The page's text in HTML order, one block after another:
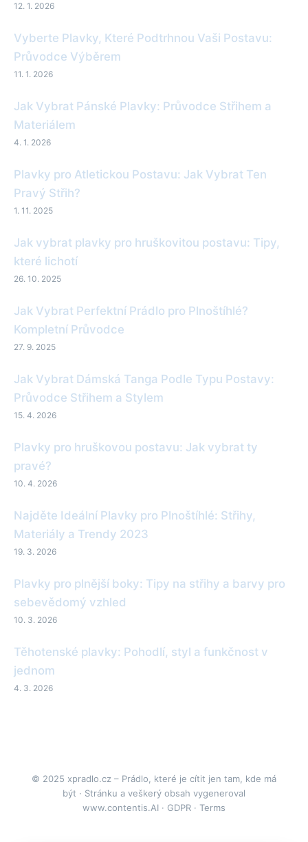
12. 1. 2026
Vyberte Plavky, Které Podtrhnou Vaši Postavu:
Průvodce Výběrem
11. 1. 2026
Jak Vybrat Pánské Plavky: Průvodce Střihem a
Materiálem
4. 1. 2026
Plavky pro Atletickou Postavu: Jak Vybrat Ten
Pravý Střih?
1. 11. 2025
Jak vybrat plavky pro hruškovitou postavu: Tipy,
které lichotí
26. 10. 2025
Jak Vybrat Perfektní Prádlo pro Plnoštíhlé?
Kompletní Průvodce
27. 9. 2025
Jak Vybrat Dámská Tanga Podle Typu Postavy:
Průvodce Střihem a Stylem
15. 4. 2026
Plavky pro hruškovou postavu: Jak vybrat ty
pravé?
10. 4. 2026
Najděte Ideální Plavky pro Plnoštíhlé: Střihy,
Materiály a Trendy 2023
19. 3. 2026
Plavky pro plnější boky: Tipy na střihy a barvy pro
sebevědomý vzhled
10. 3. 2026
Těhotenské plavky: Pohodlí, styl a funkčnost v
jednom
4. 3. 2026
© 2025 xpradlo.cz – Prádlo, které je cítit jen tam, kde má
být · Stránku a veškerý obsah vygeneroval
www.contentis.AI · GDPR · Terms